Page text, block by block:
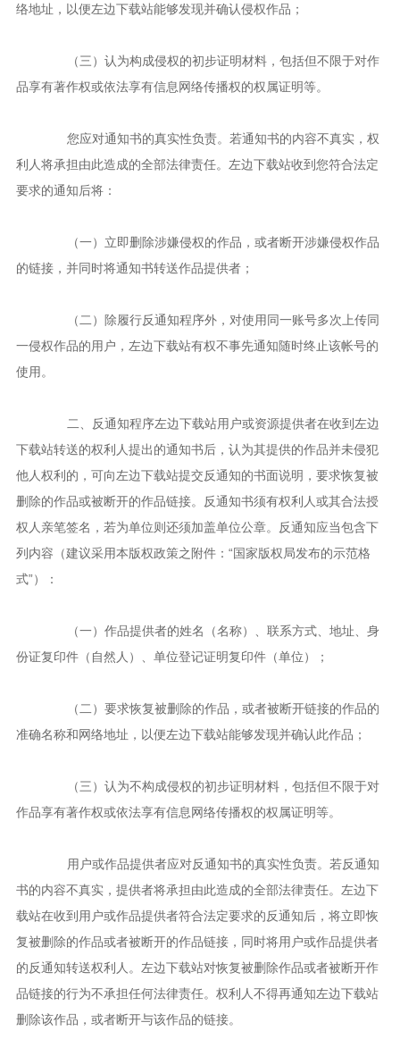
络地址，以便左边下载站能够发现并确认侵权作品；
（三）认为构成侵权的初步证明材料，包括但不限于对作
品享有著作权或依法享有信息网络传播权的权属证明等。
您应对通知书的真实性负责。若通知书的内容不真实，权
利人将承担由此造成的全部法律责任。左边下载站收到您符合法定
要求的通知后将：
（一）立即删除涉嫌侵权的作品，或者断开涉嫌侵权作品
的链接，并同时将通知书转送作品提供者；
（二）除履行反通知程序外，对使用同一账号多次上传同
一侵权作品的用户，左边下载站有权不事先通知随时终止该帐号的
使用。
二、反通知程序左边下载站用户或资源提供者在收到左边
下载站转送的权利人提出的通知书后，认为其提供的作品并未侵犯
他人权利的，可向左边下载站提交反通知的书面说明，要求恢复被
删除的作品或被断开的作品链接。反通知书须有权利人或其合法授
权人亲笔签名，若为单位则还须加盖单位公章。反通知应当包含下
列内容（建议采用本版权政策之附件：“国家版权局发布的示范格
式”）：
（一）作品提供者的姓名（名称）、联系方式、地址、身
份证复印件（自然人）、单位登记证明复印件（单位）；
（二）要求恢复被删除的作品，或者被断开链接的作品的
准确名称和网络地址，以便左边下载站能够发现并确认此作品；
（三）认为不构成侵权的初步证明材料，包括但不限于对
作品享有著作权或依法享有信息网络传播权的权属证明等。
用户或作品提供者应对反通知书的真实性负责。若反通知
书的内容不真实，提供者将承担由此造成的全部法律责任。左边下
载站在收到用户或作品提供者符合法定要求的反通知后，将立即恢
复被删除的作品或者被断开的作品链接，同时将用户或作品提供者
的反通知转送权利人。左边下载站对恢复被删除作品或者被断开作
品链接的行为不承担任何法律责任。权利人不得再通知左边下载站
删除该作品，或者断开与该作品的链接。